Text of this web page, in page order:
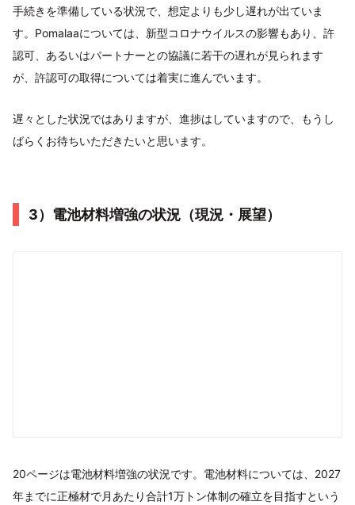
手続きを準備している状況で、想定よりも少し遅れが出ていま
す。Pomalaaについては、新型コロナウイルスの影響もあり、許
認可、あるいはパートナーとの協議に若干の遅れが見られます
が、許認可の取得については着実に進んでいます。
遅々とした状況ではありますが、進捗はしていますので、もうし
ばらくお待ちいただきたいと思います。
3）電池材料増強の状況（現況・展望）
20ページは電池材料増強の状況です。電池材料については、2027
年までに正極材で月あたり合計1万トン体制の確立を目指すという